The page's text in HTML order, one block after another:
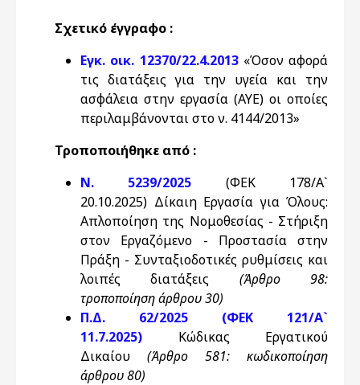
Σχετικό έγγραφο :
Εγκ. οικ. 12370/22.4.2013 «Όσον αφορά
τις διατάξεις για την υγεία και την
ασφάλεια στην εργασία (ΑΥΕ) οι οποίες
περιλαμβάνονται στο ν. 4144/2013»
Τροποποιήθηκε από :
Ν. 5239/2025
(ΦΕΚ 178/Α`
20.10.2025) Δίκαιη Εργασία για Όλους:
Απλοποίηση της Νομοθεσίας - Στήριξη
στον Εργαζόμενο - Προστασία στην
Πράξη - Συνταξιοδοτικές ρυθμίσεις και
λοιπές διατάξεις (Άρθρο 98:
τροποποίηση άρθρου 30)
Π.Δ. 62/2025 (ΦΕΚ 121/Α`
11.7.2025) Κώδικας Εργατικού
Δικαίου (Άρθρο 581: κωδικοποίηση
άρθρου 80)